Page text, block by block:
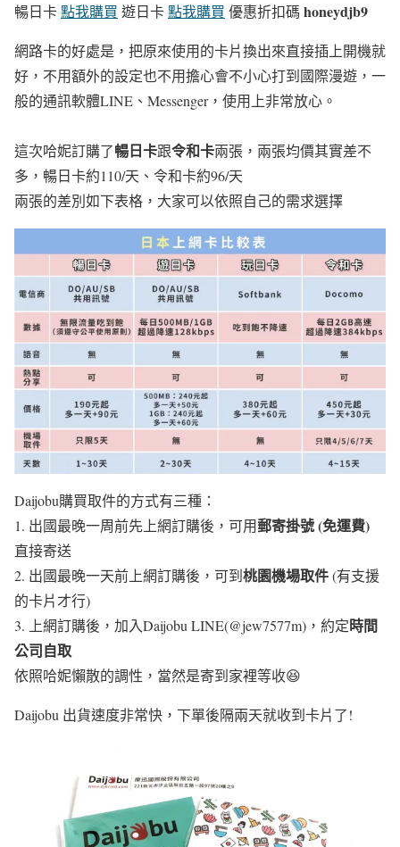
暢日卡點我購買 遊日卡點我購買 優惠折扣碼 honeydjb9
網路卡的好處是，把原來使用的卡片換出來直接插上開機就
好，不用額外的設定也不用擔心會不小心打到國際漫遊，一
般的通訊軟體LINE、Messenger，使用上非常放心。
這次哈妮訂購了暢日卡跟令和卡兩張，兩張均價其實差不
多，暢日卡約110/天、令和卡約96/天
兩張的差別如下表格，大家可以依照自己的需求選擇
Daijobu購買取件的方式有三種：
1. 出國最晚一周前先上網訂購後，可用郵寄掛號 (免運費)
直接寄送
2. 出國最晚一天前上網訂購後，可到桃園機場取件(有支援
的卡片才行)
3. 上網訂購後，加入Daijobu LINE(@jew7577m)，約定時間
公司自取
依照哈妮懶散的調性，當然是寄到家裡等收😆
Daijobu 出貨速度非常快，下單後隔兩天就收到卡片了!